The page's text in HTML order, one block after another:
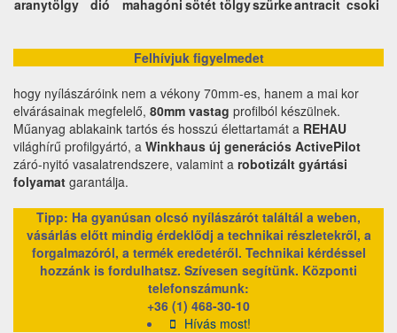
aranytölgy dió mahagóni sötét tölgyszürkeantracit csoki
Felhívjuk figyelmedet
hogy nyílászáróink nem a vékony 70mm-es, hanem a mai kor
elvárásainak megfelelő, 80mm vastag profilból készülnek.
Műanyag ablakaink tartós és hosszú élettartamát a REHAU
világhírű profilgyártó, a Winkhaus új generációs ActivePilot
záró-nyitó vasalatrendszere, valamint a robotizált gyártási
folyamat garantálja.
Tipp: Ha gyanúsan olcsó nyílászárót találtál a weben,
vásárlás előtt mindig érdeklődj a technikai részletekről, a
forgalmazóról, a termék eredetéről. Technikai kérdéssel
hozzánk is fordulhatsz. Szívesen segítünk. Központi
telefonszámunk:
+36 (1) 468-30-10
Hívás most!